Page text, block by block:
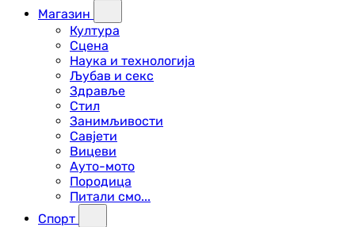
Магазин
Култура
Сцена
Наука и технологија
Љубав и секс
Здравље
Стил
Занимљивости
Савјети
Вицеви
Ауто-мото
Породица
Питали смо...
Спорт